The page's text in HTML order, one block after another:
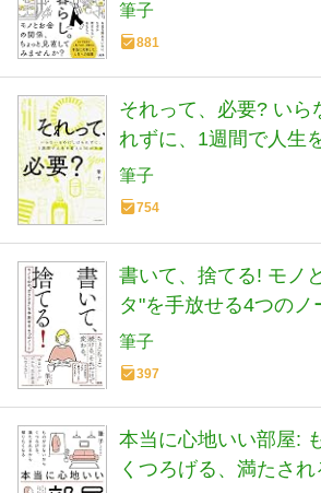
筆子
881
それって、必要? いら
れずに、1週間で人生
筆子
754
書いて、捨てる! モノ
タ"を手放せる4つのノ
筆子
397
本当に心地いい部屋:
くつろげる、満たさ